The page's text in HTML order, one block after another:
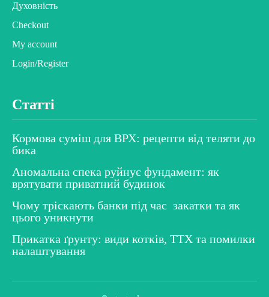
Духовність
Checkout
My account
Login/Register
Статті
Кормова суміш для ВРХ: рецепти від теляти до
бика
Аномальна спека руйнує фундамент: як
врятувати приватний будинок
Чому тріскають банки під час закатки та як
цього уникнути
Прикатка ґрунту: види котків, ТТХ та помилки
налаштування